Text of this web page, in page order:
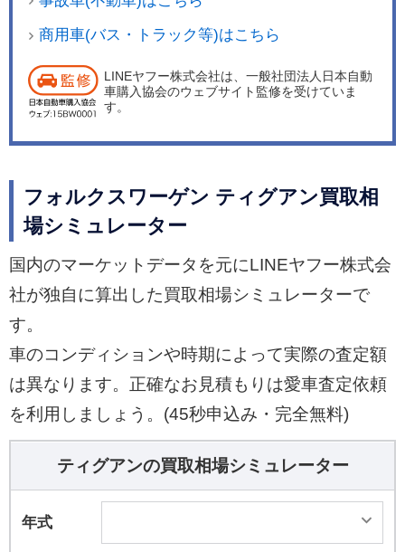
商用車(バス・トラック等)はこちら
LINEヤフー株式会社は、一般社団法人日本自動
車購入協会のウェブサイト監修を受けていま
す。
フォルクスワーゲン ティグアン買取相
場シミュレーター
国内のマーケットデータを元にLINEヤフー株式会
社が独自に算出した買取相場シミュレーターで
す。
車のコンディションや時期によって実際の査定額
は異なります。正確なお見積もりは愛車査定依頼
を利用しましょう。(45秒申込み・完全無料)
ティグアンの買取相場シミュレーター
年式